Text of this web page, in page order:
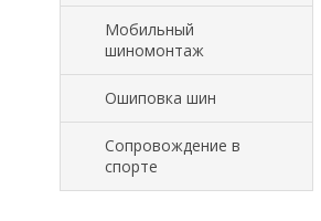
Мобильный
шиномонтаж
Ошиповка шин
Сопровождение в
спорте